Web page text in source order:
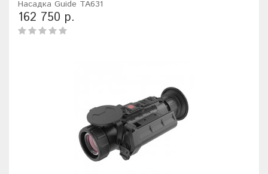
Насадка Guide TA631
162 750 р.